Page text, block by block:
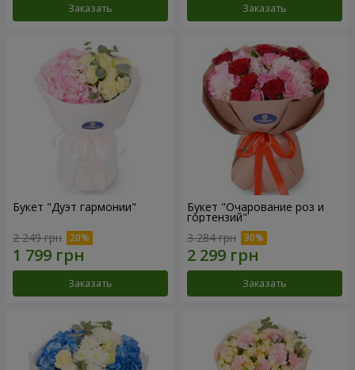
Заказать Заказать
Букет "Дуэт гармонии"
2 249 грн
Заказать
Букет "Очарование роз и
гортензий"
3 284 грн
Заказать